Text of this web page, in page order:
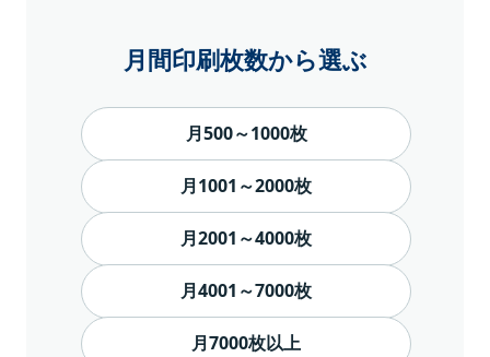
月間印刷枚数から選ぶ
月500～1000枚
月1001～2000枚
月2001～4000枚
月4001～7000枚
月7000枚以上